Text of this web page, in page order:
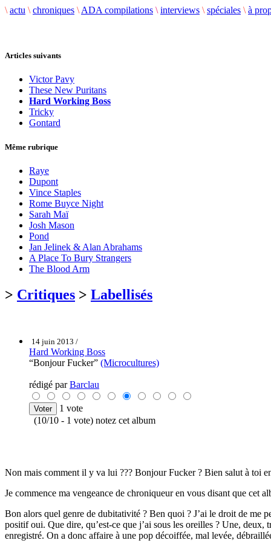
\ actu \ chroniques \ ADA compilations \ interviews \ spéciales \ à
Articles suivants
Victor Pavy
These New Puritans
Hard Working Boss
Tricky
Gontard
Même rubrique
Raye
Dupont
Vince Staples
Rome Buyce Night
Sarah Maï
Josh Mason
Pond
Jan Jelinek & Alan Abrahams
A Place To Bury Strangers
The Blood Arm
> Critiques > Labellisés
14 juin 2013 /
Hard Working Boss
“Bonjour Fucker” (Microcultures)
rédigé parBarclau
1 vote
(10/10 - 1 vote) notez cet album
Non mais comment il y va lui ??? Bonjour Fucker ? Bien salut à toi
Je commence ma vengeance de chroniqueur en vous disant que cet
Bon alors quel genre de dubitativité ? Ben quoi ? J’ai le droit de me
positif oui. Que dire, qu’est-ce que j’ai sous les oreilles ? Une,
enregistré. On a donc affaire à une pop décoiffée, mal levée,